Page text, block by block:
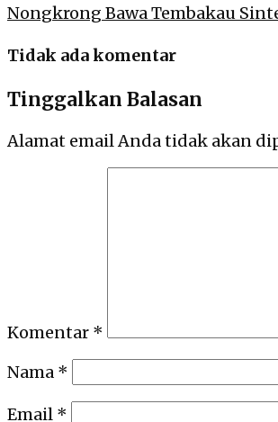
Nongkrong Bawa Tembakau
Tidak ada komentar
Tinggalkan Balasan
Alamat email Anda tidak akan
Komentar *
Nama *
Email *